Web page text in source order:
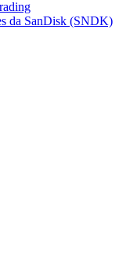
BTR
da SanDisk (SNDK)